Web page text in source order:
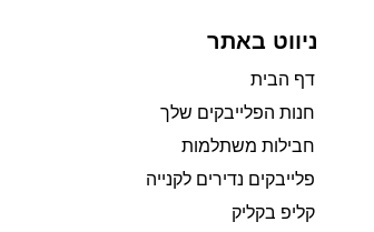
ניווט באתר
דף הבית
חנות הפלייבקים שלך
חבילות משתלמות
פלייבקים נדירים לקנייה
קליפ בקליק